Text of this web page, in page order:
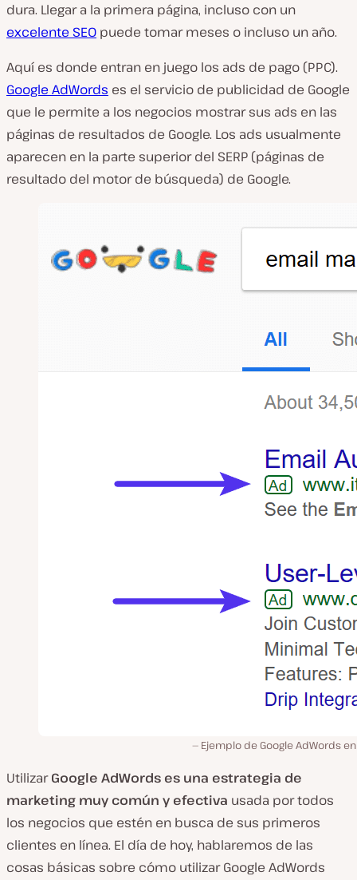
dura. Llegar a la primera página, incluso con un
excelente SEO puede tomar meses o incluso un año.
Aquí es donde entran en juego los ads de pago (PPC).
Google AdWords es el servicio de publicidad de Google
que le permite a los negocios mostrar sus ads en las
páginas de resultados de Google. Los ads usualmente
aparecen en la parte superior del SERP (páginas de
resultado del motor de búsqueda) de Google.
Ejemplo de Google AdWords en
UtilizarGoogle AdWords es una estrategia de
marketing muy común y efectiva usada por todos
los negocios que estén en busca de sus primeros
clientes en línea. El día de hoy, hablaremos de las
cosas básicas sobre cómo utilizar Google AdWords